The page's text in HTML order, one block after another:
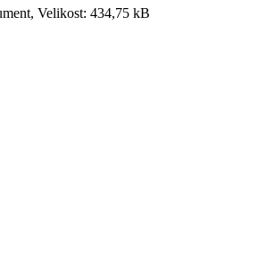
Velikost: 434,75 kB